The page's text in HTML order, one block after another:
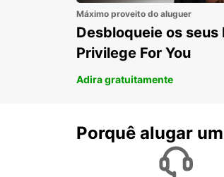
Máximo proveito do aluguer
Desbloqueie os
Privilege For You
Adira gratuitamente
Porquê alugar